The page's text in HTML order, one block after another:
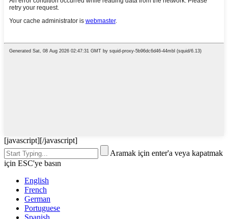
[javascript][/javascript]
Aramak için enter'a veya kapatmak
için ESC'ye basın
English
French
German
Portuguese
Spanish